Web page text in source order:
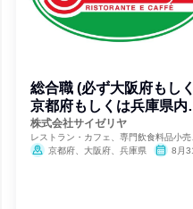
総合職 (必ず大阪府もし
京都府もしくは兵庫県内
舗配属)
株式会社サイゼリヤ
レストラン・カフェ、専門飲食料品小売
合商社・専門商社・卸売
京都府、大阪府、兵庫県
8月